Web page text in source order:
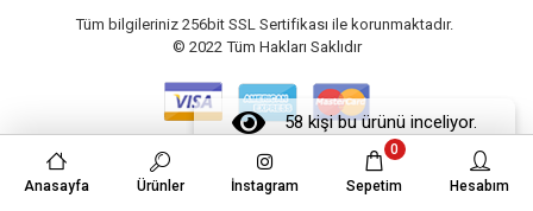
58 kişi bu ürünü inceliyor.
Tüm bilgileriniz 256bit SSL Sertifikası ile korunmaktadır.
© 2022 Tüm Hakları Saklıdır
Anasayfa Ürünler İnstagram Sepetim
0
Hesabım